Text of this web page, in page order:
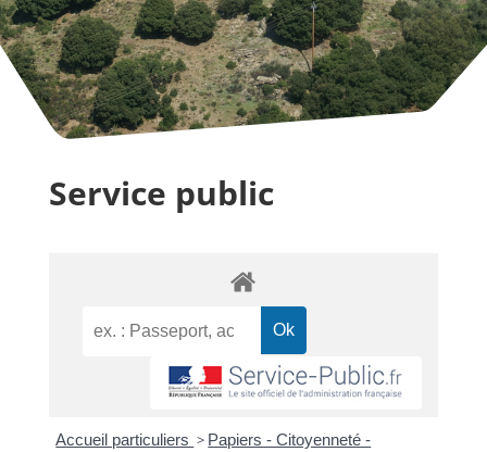
Service public
Accueil particuliers > Papiers - Citoyenneté -